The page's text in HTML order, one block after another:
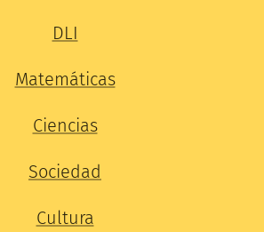
DLI
Matemáticas
Ciencias
Sociedad
Cultura